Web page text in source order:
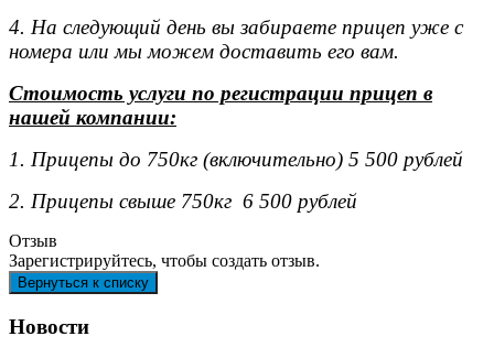
4. На следующий день вы забираете прицеп уже с
номера или мы можем доставить его вам.
Стоимость услуги по регистрации прицеп в
нашей компании:
1. Прицепы до 750кг (включительно) 5 500 рублей
2. Прицепы свыше 750кг 6 500 рублей
Отзыв
Зарегистрируйтесь, чтобы создать отзыв.
Новости